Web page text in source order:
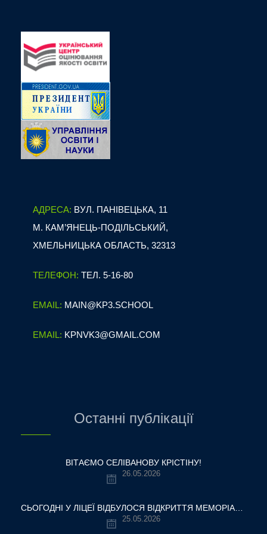
АДРЕСА: ВУЛ. ПАНІВЕЦЬКА, 11
М. КАМ’ЯНЕЦЬ-ПОДІЛЬСЬКИЙ,
ХМЕЛЬНИЦЬКА ОБЛАСТЬ, 32313
ТЕЛЕФОН: ТЕЛ. 5-16-80
EMAIL: MAIN@KP3.SCHOOL
EMAIL: KPNVK3@GMAIL.COM
Останні публікації
ВІТАЄМО СЕЛІВАНОВУ КРІСТІНУ!
26.05.2026
25.05.2026